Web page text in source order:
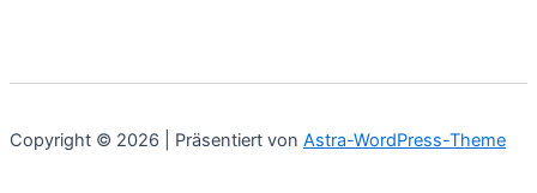
Copyright © 2026 | Präsentiert von Astra-WordPress-Theme